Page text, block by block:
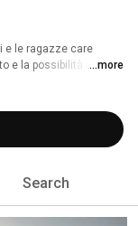
e le ragazze care
e la possibilità di ...more
Search